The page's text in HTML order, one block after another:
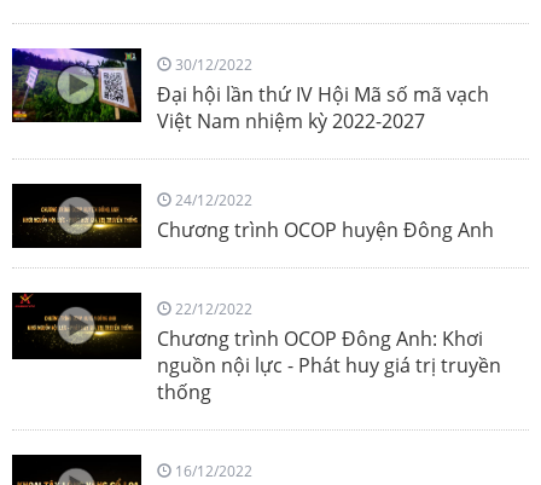
30/12/2022
Đại hội lần thứ IV Hội Mã số mã vạch
Việt Nam nhiệm kỳ 2022-2027
24/12/2022
Chương trình OCOP huyện Đông Anh
22/12/2022
Chương trình OCOP Đông Anh: Khơi
nguồn nội lực - Phát huy giá trị truyền
thống
16/12/2022